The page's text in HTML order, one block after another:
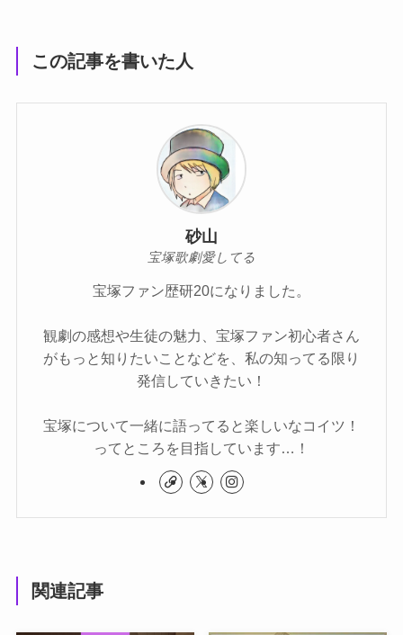
この記事を書いた人
砂山
宝塚歌劇愛してる
宝塚ファン歴研20になりました。
観劇の感想や生徒の魅力、宝塚ファン初心者さん
がもっと知りたいことなどを、私の知ってる限り
発信していきたい！
宝塚について一緒に語ってると楽しいなコイツ！
ってところを目指しています…！
関連記事